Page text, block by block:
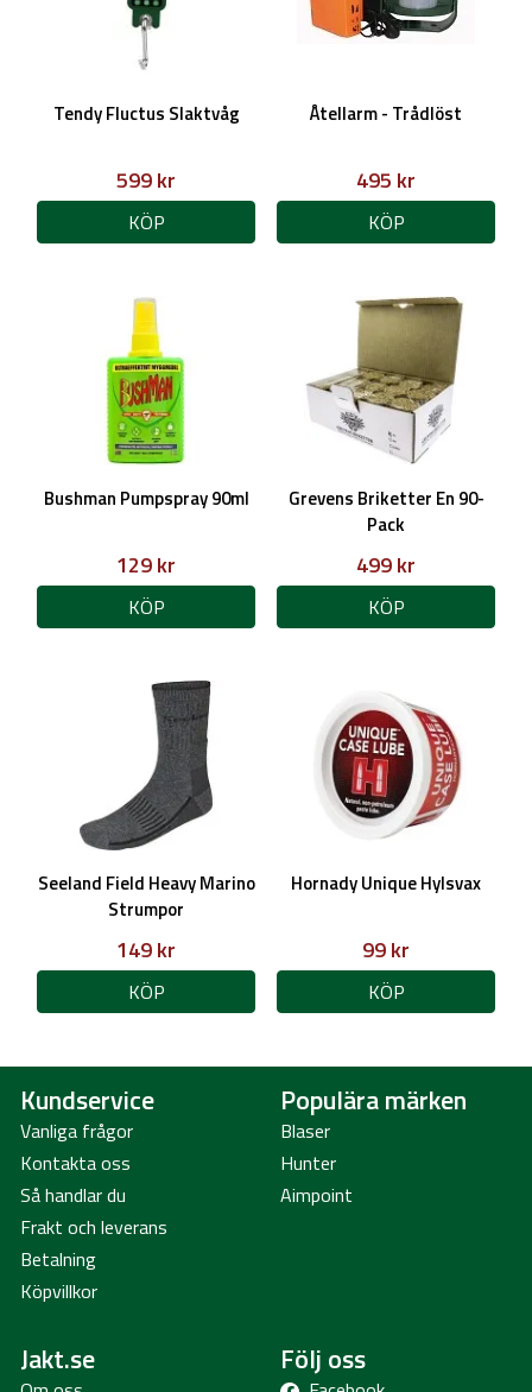
Tendy Fluctus Slaktvåg
599 kr
KÖP
Åtellarm - Trådlöst
495 kr
KÖP
Bushman Pumpspray 90ml
129 kr
KÖP
Grevens Briketter En 90-
Pack
499 kr
KÖP
Seeland Field Heavy Marino
Strumpor
149 kr
KÖP
Hornady Unique Hylsvax
99 kr
KÖP
Kundservice
Vanliga frågor
Kontakta oss
Så handlar du
Frakt och leverans
Betalning
Köpvillkor
Populära märken
Blaser
Hunter
Aimpoint
Jakt.se Följ oss